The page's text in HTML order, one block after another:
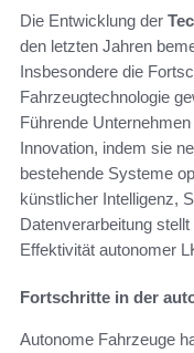
Die Entwicklung der
den letzten Jahren
Insbesondere die
Fahrzeugtechnologie
Führende
Innovation, indem sie
bestehende Systeme
künstlicher Intelligenz,
Datenverarbeitung
Effektivität autonomer
Fortschritte in der
Autonome Fahrzeuge